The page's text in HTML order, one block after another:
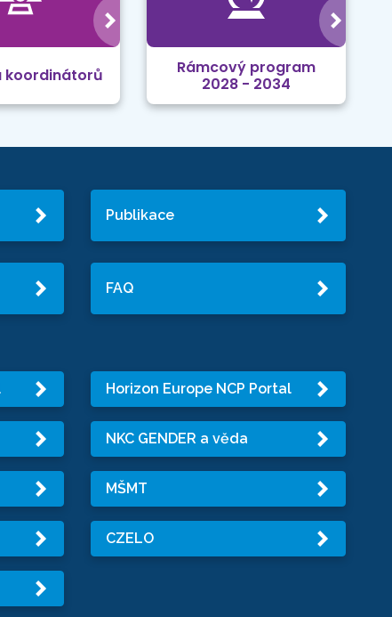
koordinátorů
Rámcový program
2028 - 2034
Publikace
FAQ
Horizon Europe NCP Portal
NKC GENDER a věda
MŠMT
CZELO